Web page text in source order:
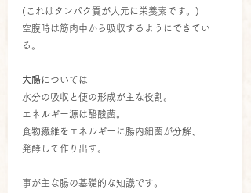
(これはタンパク質が大元に栄養素です。)
空腹時は筋肉中から吸収するようにできてい
る。
大腸については
水分の吸収と便の形成が主な役割。
エネルギー源は酪酸菌。
食物繊維をエネルギーに腸内細菌が分解、
発酵して作り出す。
事が主な腸の基礎的な知識です。